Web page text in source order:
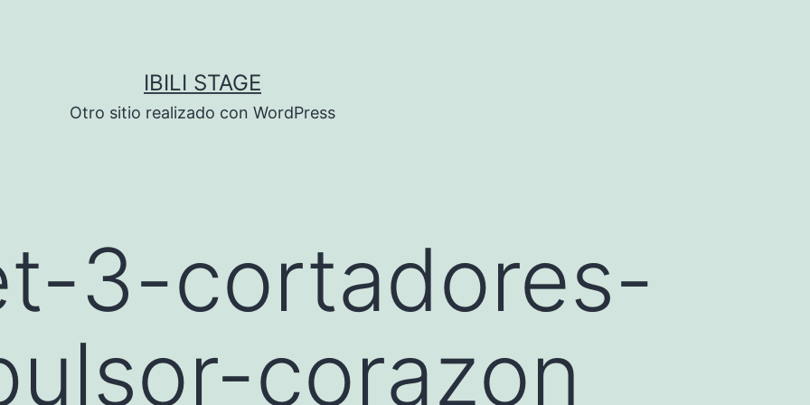
IBILI STAGE
Otro sitio realizado con WordPress
3-cortadores-
corazon